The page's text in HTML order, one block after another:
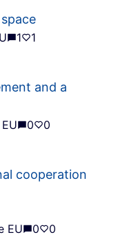
1 1
and a
0 0
cooperation
EU
0 0